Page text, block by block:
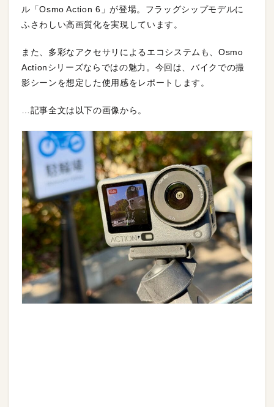
ル「Osmo Action 6」が登場。フラッグシップモデルに
ふさわしい高画質化を実現しています。
また、多彩なアクセサリによるエコシステムも、Osmo
Actionシリーズならではの魅力。今回は、バイクでの撮
影シーンを想定した使用感をレポートします。
…記事全文は以下の画像から。